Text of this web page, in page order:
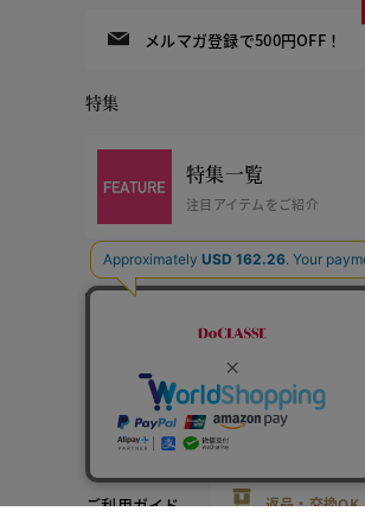
グレー ブラック
メルマガ登録で500円OFF！
特集
特集一覧
注目アイテムをご紹介
ワンサイズ細く見える服作り
ご利用ガイド 返品・交換OK